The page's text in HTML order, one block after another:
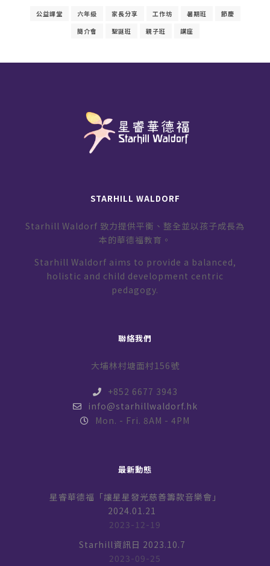
公益課堂 六年級 家長分享 工作坊 暑期班
節慶
簡介會
聖誕班 親子班 講座
STARHILL WALDORF
Starhill Waldorf 致力提供平衡、整全並以孩子成長為
本的華德福教育。
Starhill Waldorf aims to provide a balanced,
holistic and child development centric
pedagogy.
聯絡我們
大埔林村塘面村156號
+852 6677 3943
info@starhillwaldorf.hk
Mon. - Fri. 8AM - 4PM
最新動態
星睿華德福「讓星星發光慈善籌款音樂會」
2024.01.21
2023-12-19
Starhill資訊日 2023.10.7
2023-09-25